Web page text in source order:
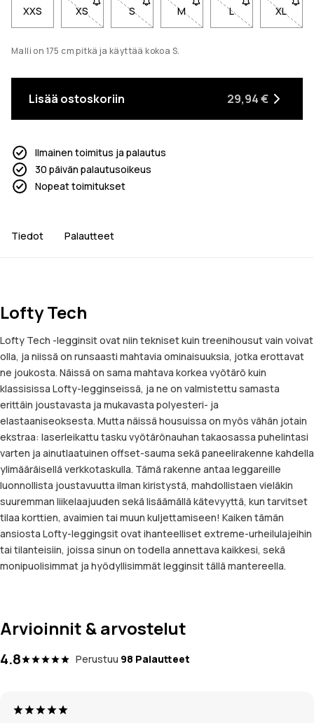
XXS XS- Koko XS ei ole saatavilla. Napsauta saadaksesi
S- Koko S ei ole saatavilla. Napsauta
M- Koko M ei ole saatavilla.
L- Koko L ei ole
XL- Koko
Malli on 175 cm pitkä ja käyttää kokoa S.
Lisää ostoskoriin 29,94 €
Ilmainen toimitus ja palautus
30 päivän palautusoikeus
Nopeat toimitukset
Tiedot Palautteet
Lofty Tech
Lofty Tech -legginsit ovat niin tekniset kuin treenihousut vain voivat
olla, ja niissä on runsaasti mahtavia ominaisuuksia, jotka erottavat
ne joukosta. Näissä on sama mahtava korkea vyötärö kuin
klassisissa Lofty-legginseissä, ja ne on valmistettu samasta
erittäin joustavasta ja mukavasta polyesteri- ja
elastaaniseoksesta. Mutta näissä housuissa on myös vähän jotain
ekstraa: laserleikattu tasku vyötärönauhan takaosassa puhelintasi
varten ja ainutlaatuinen offset-sauma sekä paneelirakenne kahdella
ylimääräisellä verkkotaskulla. Tämä rakenne antaa leggareille
luonnollista joustavuutta ilman kiristystä, mahdollistaen vieläkin
suuremman liikelaajuuden sekä lisäämällä kätevyyttä, kun tarvitset
tilaa korttien, avaimien tai muun kuljettamiseen! Kaiken tämän
ansiosta Lofty-leggingsit ovat ihanteelliset extreme-urheilulajeihin
tai tilanteisiin, joissa sinun on todella annettava kaikkesi, sekä
monipuolisimmat ja hyödyllisimmät legginsit tällä mantereella.
Arvioinnit & arvostelut
4.8 Perustuu 98 Palautteet